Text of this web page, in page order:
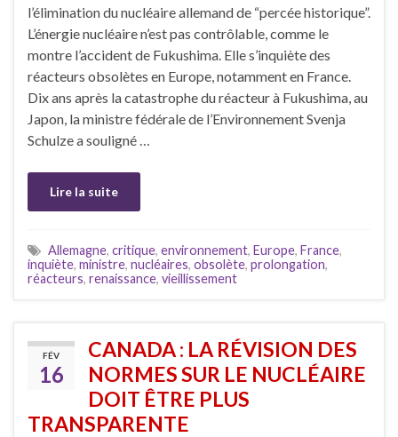
l’élimination du nucléaire allemand de “percée historique”.
L’énergie nucléaire n’est pas contrôlable, comme le
montre l’accident de Fukushima. Elle s’inquiète des
réacteurs obsolètes en Europe, notamment en France.
Dix ans après la catastrophe du réacteur à Fukushima, au
Japon, la ministre fédérale de l’Environnement Svenja
Schulze a souligné …
Lire la suite
Allemagne, critique, environnement, Europe, France,
inquiète, ministre, nucléaires, obsolète, prolongation,
réacteurs, renaissance, vieillissement
FÉV
16
CANADA : LA RÉVISION DES
NORMES SUR LE NUCLÉAIRE
DOIT ÊTRE PLUS
TRANSPARENTE